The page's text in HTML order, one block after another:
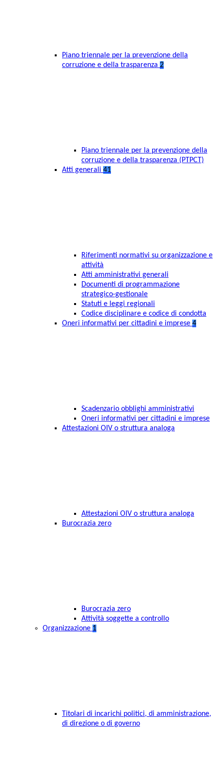
Piano triennale per la prevenzione della
corruzione e della trasparenza 2
Piano triennale per la prevenzione della
corruzione e della trasparenza (PTPCT)
Atti generali 41
Riferimenti normativi su organizzazione e
attività
Atti amministrativi generali
Documenti di programmazione
strategico-gestionale
Statuti e leggi regionali
Codice disciplinare e codice di condotta
Oneri informativi per cittadini e imprese 4
Scadenzario obblighi amministrativi
Oneri informativi per cittadini e imprese
Attestazioni OIV o struttura analoga
Attestazioni OIV o struttura analoga
Burocrazia zero
Burocrazia zero
Attività soggette a controllo
Organizzazione 1
Titolari di incarichi politici, di amministrazione,
di direzione o di governo